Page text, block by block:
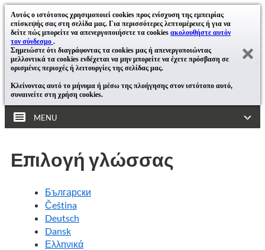
Αυτός ο ιστότοπος χρησιμοποιεί cookies προς ενίσχυση της εμπειρίας
επίσκεψής σας στη σελίδα μας. Για περισσότερες λεπτομέρειες ή για να
δείτε πώς μπορείτε να απενεργοποιήσετε τα cookies ακολουθήστε αυτόν
τον σύνδεσμο .
Σημειώστε ότι διαγράφοντας τα cookies μας ή απενεργοποιώντας
μελλοντικά τα cookies ενδέχεται να μην μπορείτε να έχετε πρόσβαση σε
ορισμένες περιοχές ή λειτουργίες της σελίδας μας.
Κλείνοντας αυτό το μήνυμα ή μέσω της πλοήγησης στον ιστότοπο αυτό,
συναινείτε στη χρήση cookies.
MENU
Επιλογή γλώσσας
Български
Čeština
Deutsch
Dansk
Ελληνικά